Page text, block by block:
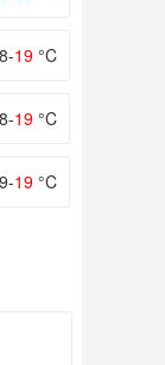
8-19 °C
8-19 °C
9-19 °C